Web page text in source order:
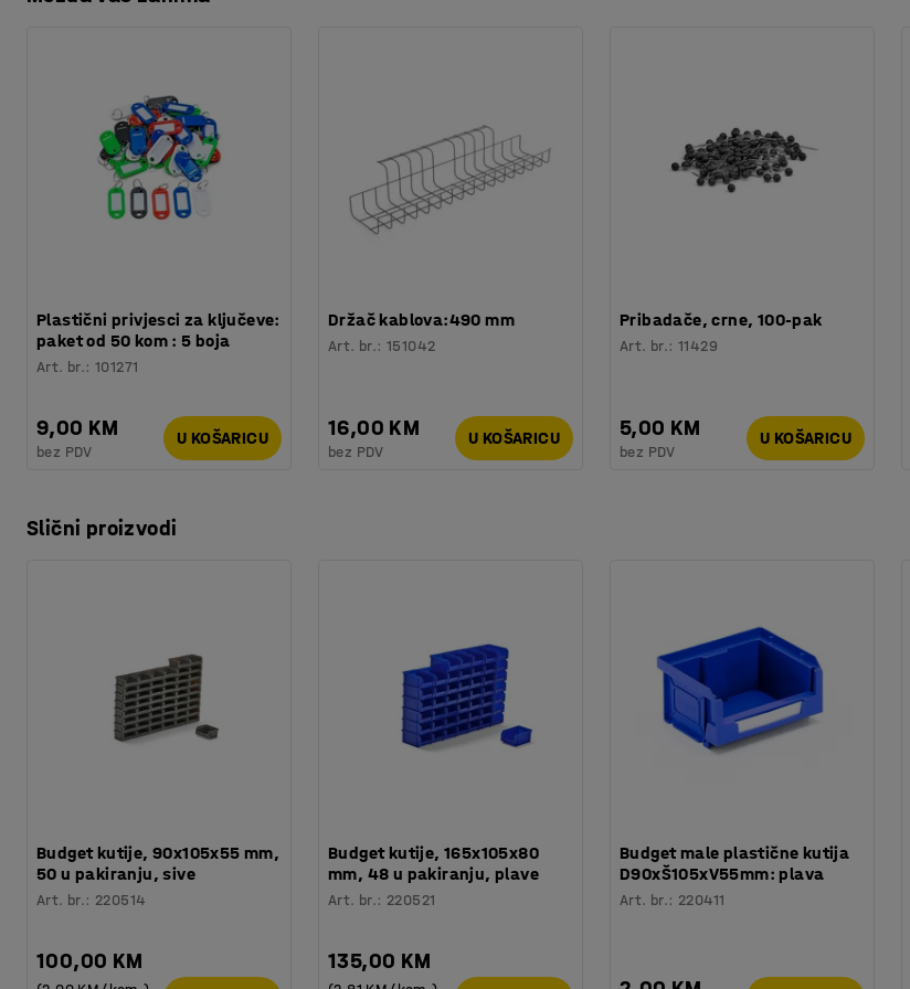
Širina, unutarnja: 125 mm
: Siva
Broj /pakiranje: 38
8,36 kg
Plastični privjesci za ključeve:
paket od 50 kom : 5 boja
Art. br.:101271
9,00 KM
bez PDV
U KOŠARICU
Držač kablova:490 mm
Art. br.:151042
16,00 KM
bez PDV
U KOŠARICU
Pribadače, crne, 100-pak
Art. br.:11429
5,00 KM
bez PDV
U KOŠARICU
Slični proizvodi
Budget kutije, 90x105x55 mm,
50 u pakiranju, sive
Art. br.: 220514
100,00 KM
Budget kutije, 165x105x80
mm, 48 u pakiranju, plave
Art. br.: 220521
135,00 KM
Budget male plastične kutija
D90xŠ105xV55mm: plava
Art. br.: 220411